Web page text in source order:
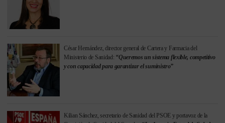
César Hernández, director general de Cartera y Farmacia del
Ministerio de Sanidad: “Queremos un sistema flexible, competitivo
y con capacidad para garantizar el suministro”
Kilian Sánchez, secretario de Sanidad del PSOE y portavoz de la